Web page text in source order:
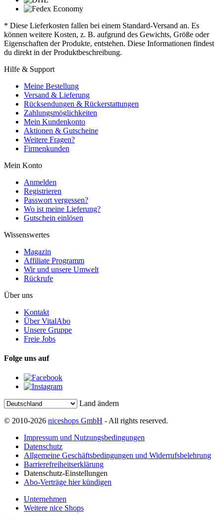
* Diese Lieferkosten fallen bei einem Standard-Versand an. Es
können weitere Kosten, z. B. aufgrund des Gewichts, Größe oder
Eigenschaften der Produkte, entstehen. Diese Informationen findest
du direkt in der Produktbeschreibung.
Hilfe & Support
Meine Bestellung
Versand & Lieferung
Rücksendungen & Rückerstattungen
Zahlungsmöglichkeiten
Mein Kundenkonto
Aktionen & Gutscheine
Weitere Fragen?
Firmenkunden
Mein Konto
Anmelden
Registrieren
Passwort vergessen?
Wo ist meine Lieferung?
Gutschein einlösen
Wissenswertes
Magazin
Affiliate Programm
Wir und unsere Umwelt
Rückrufe
Über uns
Kontakt
Über VitalAbo
Unsere Gruppe
Freie Jobs
Folge uns auf
Land ändern
© 2010-2026 niceshops GmbH - All rights reserved.
Impressum und Nutzungsbedingungen
Datenschutz
Allgemeine Geschäftsbedingungen und Widerrufsbelehrung
Barrierefreiheitserklärung
Datenschutz-Einstellungen
Abo-Verträge hier kündigen
Unternehmen
Weitere nice Shops